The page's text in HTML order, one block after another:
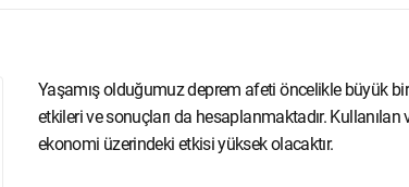
Yaşamış olduğumuz deprem afeti öncelikle büyük
etkileri ve sonuçları da hesaplanmaktadır.
ekonomi üzerindeki etkisi yüksek olacaktır.